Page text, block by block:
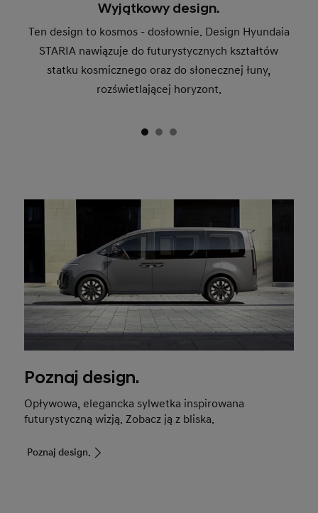
Wyjątkowy design.
Ten design to kosmos - dosłownie. Design Hyundaia
STARIA nawiązuje do futurystycznych kształtów
statku kosmicznego oraz do słonecznej łuny,
rozświetlającej horyzont.
Poznaj design.
Opływowa, elegancka sylwetka inspirowana
futurystyczną wizją. Zobacz ją z bliska.
Poznaj design.